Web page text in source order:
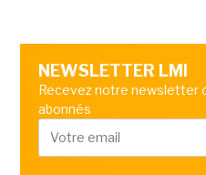
NEWSLETTER LMI
Recevez notre newsletter
abonnés